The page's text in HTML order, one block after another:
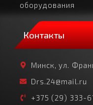
оборудования
Контакты
Минск, ул.
Drs.24@mail.ru
+375 (29) 333-